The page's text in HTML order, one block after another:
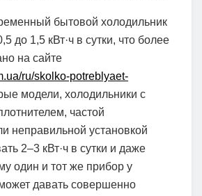
бытовой холодильник
до 1,5 кВт·ч в сутки, что более
на сайте
ru/skolko-potreblyaet-
модели, холодильники с
частой
неправильной установкой
2–3 кВт·ч в сутки и даже
один и тот же прибор у
давать совершенно